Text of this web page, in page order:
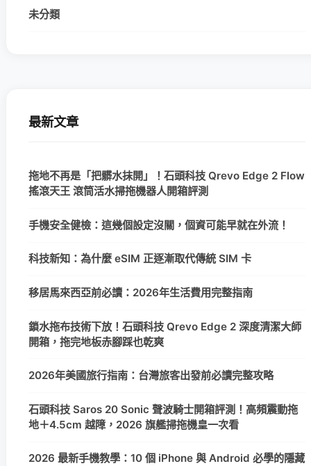
未分類
最新文章
拖地不再是「把髒水抹開」！石頭科技 Qrevo Edge 2 Flow
搖滾天王 滾筒活水掃拖機器人開箱評測
手機安全健檢：這幾個設定沒關，個資可能早就在外流！
科技新知：為什麼 eSIM 正逐漸取代傳統 SIM 卡
移居馬來西亞前必讀：2026年生活費用完整指南
鎖水拖布技術下放！石頭科技 Qrevo Edge 2 深度清潔大師
開箱，拖完地板赤腳踩也乾爽
2026年美國旅行指南：台灣旅客出發前必讀完整攻略
石頭科技 Saros 20 Sonic 聲波騎士開箱評測！高頻震動拖
地＋4.5cm 越障，2026 旗艦掃拖機皇一次看
2026 最新手機教學：10 個 iPhone 與 Android 必學的隱藏